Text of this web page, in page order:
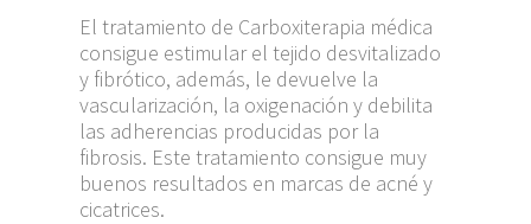
El tratamiento de Carboxiterapia médica
consigue estimular el tejido desvitalizado
y fibrótico, además, le devuelve la
vascularización, la oxigenación y debilita
las adherencias producidas por la
fibrosis. Este tratamiento consigue muy
buenos resultados en marcas de acné y
cicatrices.